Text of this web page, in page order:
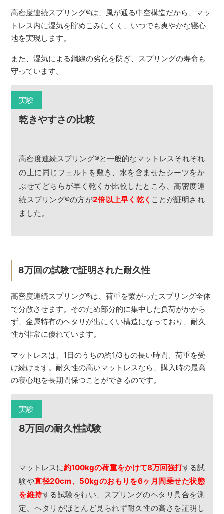
高密度連続スプリング®は、風が通る中空構造だから、マッ
トレス内に湿気を貯めこみにくく、いつでも爽やかな寝心
地を実現します。
また、湿気による鋼線の劣化を防ぎ、スプリングの寿命も
守っています。
実験
乾きやすさの比較
高密度連続スプリング®と一般的なマットレスそれぞれ
の上に同じフェルトを敷き、水を含ませたシーツをか
ぶせてどちらが早く乾くか比較したところ、高密度連
続スプリング®の方が2倍以上早く乾く ことが証明され
ました。
8万回の試験で証明された耐久性
高密度連続スプリング®は、荷重を繋がったスプリング全体
で分散させます。そのため部分的に集中した負荷がかから
ず、金属特有のヘタリが出にくい構造になっており、耐久
性が非常に優れています。
マットレスは、1日のうちの約1/3もの長い時間、荷重を受
け続けます。耐久性の高いマットレスなら、購入時の最高
の寝心地を長期間保つことができるのです。
実験
8万回の耐久性試験
マットレスに約100kgの荷重をかけて8万回強打する試
験や直径20cm、50kgのおもりを6ヶ月間乗せた状態
を維持する試験を行い、スプリングのヘタリ具合を測
定。ヘタリがほとんど見られず耐久性の高さを証明し